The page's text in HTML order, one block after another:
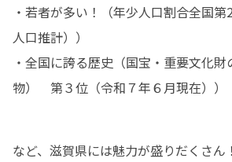
・若者が多い！（年少人口割合全国
人口推計））
・全国に誇る歴史（国宝・重要文化
物）　第３位（令和７年６月現在））
など、滋賀県には魅力が盛りだくさん！